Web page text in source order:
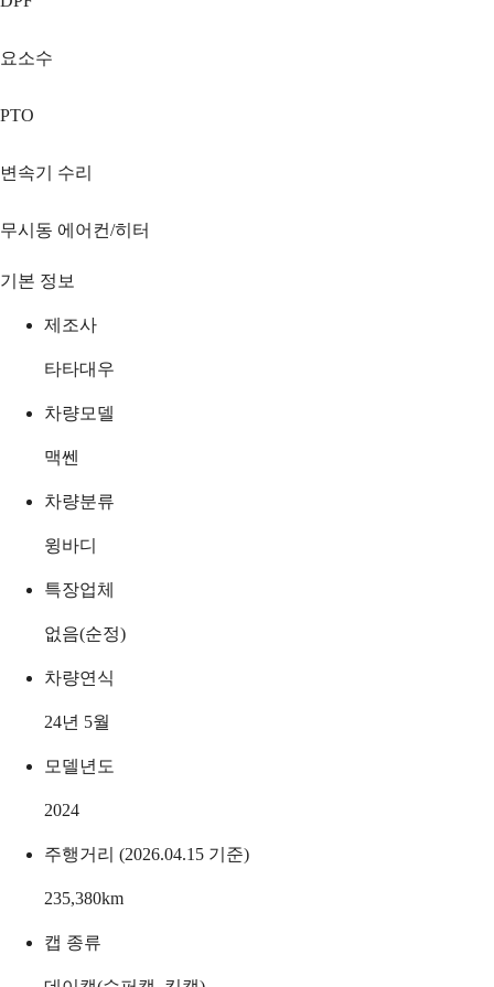
요소수
PTO
변속기 수리
무시동 에어컨/히터
기본 정보
제조사
타타대우
차량모델
맥쎈
차량분류
윙바디
특장업체
없음(순정)
차량연식
24년 5월
모델년도
2024
주행거리 (2026.04.15 기준)
235,380km
캡 종류